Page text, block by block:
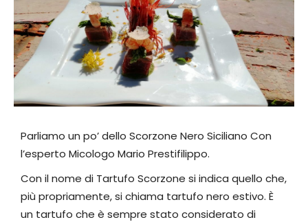
Parliamo un po’ dello Scorzone Nero Siciliano Con
l’esperto Micologo Mario Prestifilippo.
Con il nome di Tartufo Scorzone si indica quello che,
più propriamente, si chiama tartufo nero estivo. È
un tartufo che è sempre stato considerato di